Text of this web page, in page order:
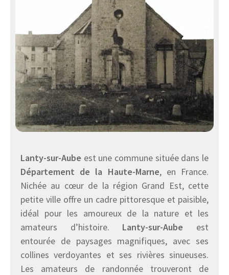
Lanty-sur-Aube est une commune située dans le
Département de la Haute-Marne, en France.
Nichée au cœur de la région Grand Est, cette
petite ville offre un cadre pittoresque et paisible,
idéal pour les amoureux de la nature et les
amateurs d’histoire. Lanty-sur-Aube est
entourée de paysages magnifiques, avec ses
collines verdoyantes et ses rivières sinueuses.
Les amateurs de randonnée trouveront de